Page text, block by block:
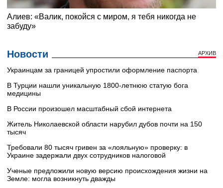
Новости АРХИВ
Украинцам за границей упростили оформление паспорта
В Турции нашли уникальную 1800-летнюю статую бога
медицины
В России произошел масштабный сбой интернета
Житель Николаевской области нарубил дубов почти на 150
тысяч
Требовали 80 тысяч гривен за «лояльную» проверку: в
Украине задержали двух сотрудников налоговой
Ученые предложили новую версию происхождения жизни на
Земле: могла возникнуть дважды